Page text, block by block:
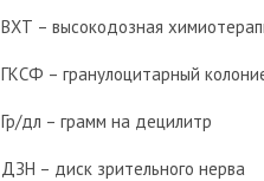
ВХТ – высокодозная
ГКСФ – гранулоцитарный
Гр/дл – грамм на децилитр
ДЗН – диск зрительного нерва